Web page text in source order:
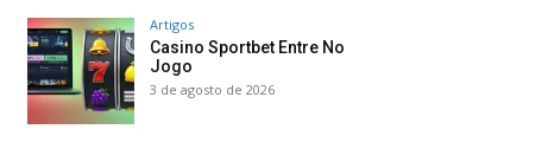
Artigos
Casino Sportbet Entre No
Jogo
3 de agosto de 2026